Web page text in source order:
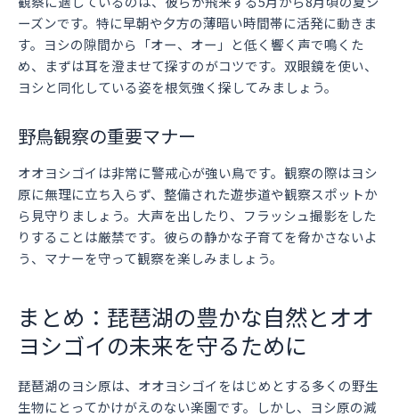
ーズンです。特に早朝や夕方の薄暗い時間帯に活発に動きま
す。ヨシの隙間から「オー、オー」と低く響く声で鳴くた
め、まずは耳を澄ませて探すのがコツです。双眼鏡を使い、
ヨシと同化している姿を根気強く探してみましょう。
野鳥観察の重要マナー
オオヨシゴイは非常に警戒心が強い鳥です。観察の際はヨシ
原に無理に立ち入らず、整備された遊歩道や観察スポットか
ら見守りましょう。大声を出したり、フラッシュ撮影をした
りすることは厳禁です。彼らの静かな子育てを脅かさないよ
う、マナーを守って観察を楽しみましょう。
まとめ：琵琶湖の豊かな自然とオオ
ヨシゴイの未来を守るために
琵琶湖のヨシ原は、オオヨシゴイをはじめとする多くの野生
生物にとってかけがえのない楽園です。しかし、ヨシ原の減